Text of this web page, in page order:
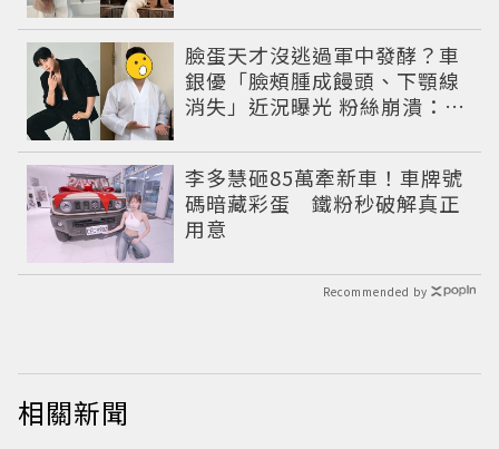
臉蛋天才沒逃過軍中發酵？車
銀優「臉頰腫成饅頭、下顎線
消失」近況曝光 粉絲崩潰：空
李多慧砸85萬牽新車！車牌號
碼暗藏彩蛋 鐵粉秒破解真正
用意
Recommended by
相關新聞